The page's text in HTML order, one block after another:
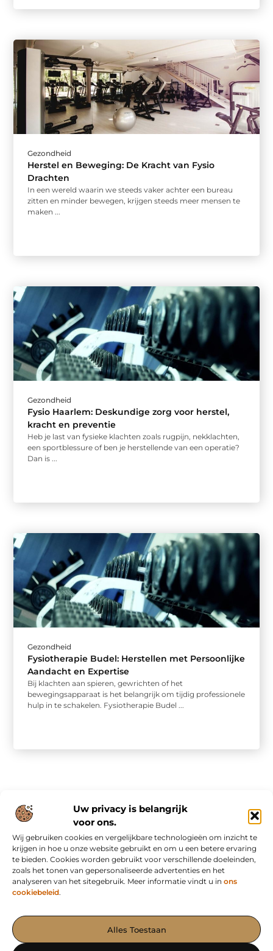
Uw privacy is belangrijk
voor ons.
Wij gebruiken cookies en vergelijkbare technologieën om inzicht te
krijgen in hoe u onze website gebruikt en om u een betere ervaring
te bieden. Cookies worden gebruikt voor verschillende doeleinden,
zoals het tonen van gepersonaliseerde advertenties en het
analyseren van het sitegebruik. Meer informatie vindt u in ons
cookiebeleid.
Alles Toestaan
Gezondheid
Herstel en Beweging: De Kracht van Fysio
Drachten
In een wereld waarin we steeds vaker achter een bureau
zitten en minder bewegen, krijgen steeds meer mensen te
maken ...
Gezondheid
Fysio Haarlem: Deskundige zorg voor herstel,
kracht en preventie
Heb je last van fysieke klachten zoals rugpijn, nekklachten,
een sportblessure of ben je herstellende van een operatie?
Dan is ...
Gezondheid
Fysiotherapie Budel: Herstellen met Persoonlijke
Aandacht en Expertise
Bij klachten aan spieren, gewrichten of het
bewegingsapparaat is het belangrijk om tijdig professionele
hulp in te schakelen. Fysiotherapie Budel ...
Het Portaal voor Blogs en Artikelen met Impact
— Ontdek krachtige verhalen, waardevolle inzichten en effectieve
Onze informatie